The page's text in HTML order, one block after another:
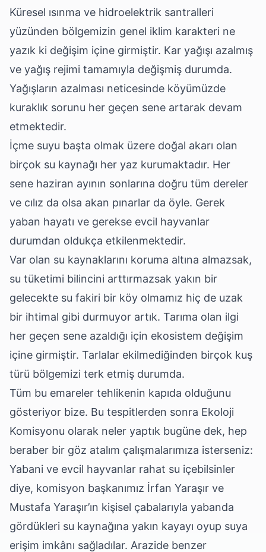
Küresel ısınma ve hidroelektrik santralleri
yüzünden bölgemizin genel iklim karakteri ne
yazık ki değişim içine girmiştir. Kar yağışı azalmış
ve yağış rejimi tamamıyla değişmiş durumda.
Yağışların azalması neticesinde köyümüzde
kuraklık sorunu her geçen sene artarak devam
etmektedir.
İçme suyu başta olmak üzere doğal akarı olan
birçok su kaynağı her yaz kurumaktadır. Her
sene haziran ayının sonlarına doğru tüm dereler
ve cılız da olsa akan pınarlar da öyle. Gerek
yaban hayatı ve gerekse evcil hayvanlar
durumdan oldukça etkilenmektedir.
Var olan su kaynaklarını koruma altına almazsak,
su tüketimi bilincini arttırmazsak yakın bir
gelecekte su fakiri bir köy olmamız hiç de uzak
bir ihtimal gibi durmuyor artık. Tarıma olan ilgi
her geçen sene azaldığı için ekosistem değişim
içine girmiştir. Tarlalar ekilmediğinden birçok kuş
türü bölgemizi terk etmiş durumda.
Tüm bu emareler tehlikenin kapıda olduğunu
gösteriyor bize. Bu tespitlerden sonra Ekoloji
Komisyonu olarak neler yaptık bugüne dek, hep
beraber bir göz atalım çalışmalarımıza isterseniz:
Yabani ve evcil hayvanlar rahat su içebilsinler
diye, komisyon başkanımız İrfan Yaraşır ve
Mustafa Yaraşır’ın kişisel çabalarıyla yabanda
gördükleri su kaynağına yakın kayayı oyup suya
erişim imkânı sağladılar. Arazide benzer